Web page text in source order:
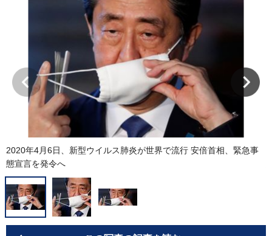
2020年4月6日、新型ウイルス肺炎が世界で流行 安倍首相、緊急事
態宣言を発令へ